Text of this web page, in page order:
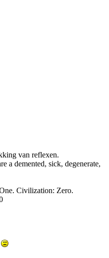
van reflexen.
a demented, sick, degenerate,
Civilization: Zero.